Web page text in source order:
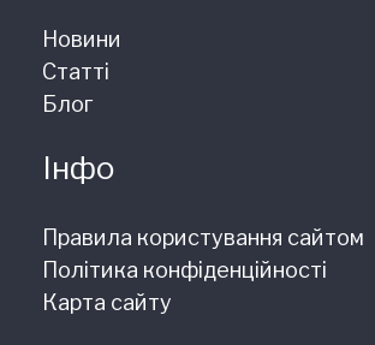
Новини
Статті
Блог
Інфо
Правила користування сайтом
Політика конфіденційності
Карта сайту